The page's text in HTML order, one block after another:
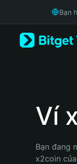
Русский
Bahasa Indonesia
Bạn
Ví
Bạn đang
x2coin